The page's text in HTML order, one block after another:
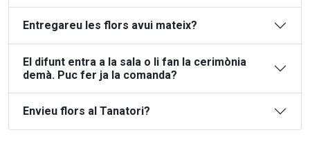
Entregareu les flors avui mateix?
El difunt entra a la sala o li fan la cerimònia
demà. Puc fer ja la comanda?
Envieu flors al Tanatori?